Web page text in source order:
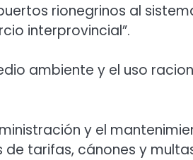
rionegrinos al
interprovincial”.
ambiente y el uso
y el
tarifas, cánones y